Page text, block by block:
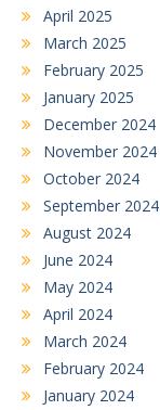
April 2025
March 2025
February 2025
January 2025
December 2024
November 2024
October 2024
September 2024
August 2024
June 2024
May 2024
April 2024
March 2024
February 2024
January 2024